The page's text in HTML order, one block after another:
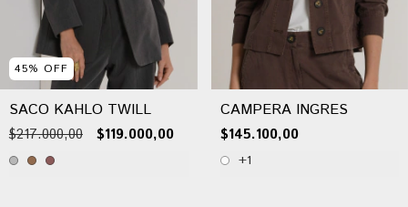
45% OFF
SACO KAHLO TWILL
$217.000,00 $119.000,00
CAMPERA INGRES
$145.100,00
+1